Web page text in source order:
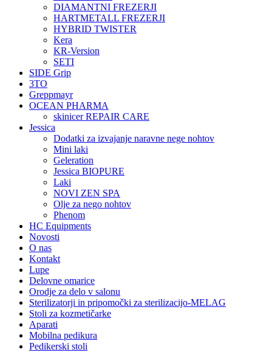
DIAMANTNI FREZERJI
HARTMETALL FREZERJI
HYBRID TWISTER
Kera
KR-Version
SETI
SIDE Grip
3TO
Greppmayr
OCEAN PHARMA
skinicer REPAIR CARE
Jessica
Dodatki za izvajanje naravne nege nohtov
Mini laki
Geleration
Jessica BIOPURE
Laki
NOVI ZEN SPA
Olje za nego nohtov
Phenom
HC Equipments
Novosti
O nas
Kontakt
Lupe
Delovne omarice
Orodje za delo v salonu
Sterilizatorji in pripomočki za sterilizacijo-MELAG
Stoli za kozmetičarke
Aparati
Mobilna pedikura
Pedikerski stoli